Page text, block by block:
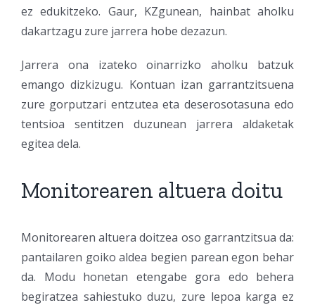
ez edukitzeko. Gaur, KZgunean, hainbat aholku
dakartzagu zure jarrera hobe dezazun.
Jarrera ona izateko oinarrizko aholku batzuk
emango dizkizugu. Kontuan izan garrantzitsuena
zure gorputzari entzutea eta deserosotasuna edo
tentsioa sentitzen duzunean jarrera aldaketak
egitea dela.
Monitorearen altuera doitu
Monitorearen altuera doitzea oso garrantzitsua da:
pantailaren goiko aldea begien parean egon behar
da. Modu honetan etengabe gora edo behera
begiratzea sahiestuko duzu, zure lepoa karga ez